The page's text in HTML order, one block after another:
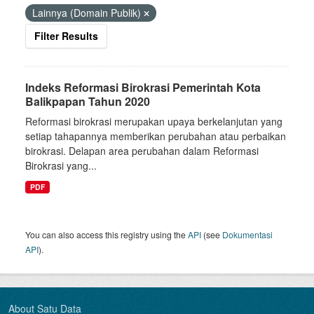
Lainnya (Domain Publik)
Filter Results
Indeks Reformasi Birokrasi Pemerintah Kota
Balikpapan Tahun 2020
Reformasi birokrasi merupakan upaya berkelanjutan yang
setiap tahapannya memberikan perubahan atau perbaikan
birokrasi. Delapan area perubahan dalam Reformasi
Birokrasi yang...
PDF
You can also access this registry using theAPI (see Dokumentasi
API).
About Satu Data